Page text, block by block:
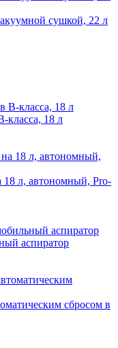
сушкой, 22 л
класса, 18 л
18 л, автономный, Pro-
аспиратор
сбросом в